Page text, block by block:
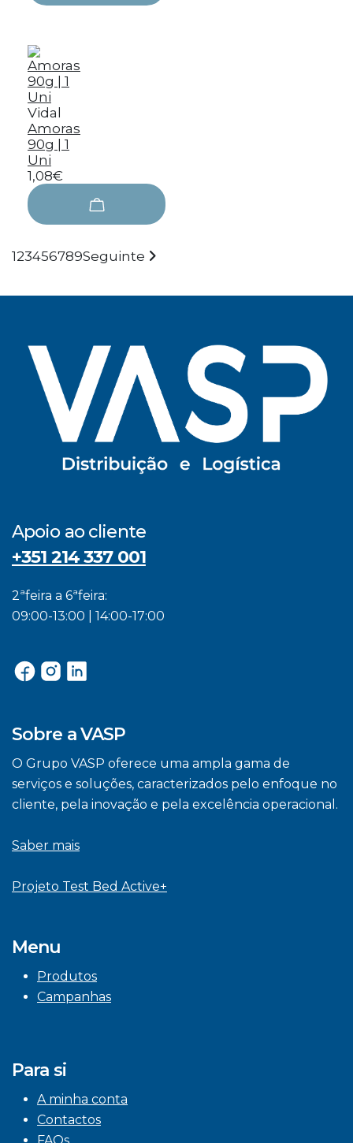
Vidal
Amoras
90g | 1
Uni
1,08€
123456789Seguinte
Apoio ao cliente
+351 214 337 001
2ªfeira a 6ªfeira:
09:00-13:00 | 14:00-17:00
Sobre a VASP
O Grupo VASP oferece uma ampla gama de
serviços e soluções, caracterizados pelo enfoque no
cliente, pela inovação e pela excelência operacional.
Saber mais
Projeto Test Bed Active+
Menu
Produtos
Campanhas
Para si
A minha conta
Contactos